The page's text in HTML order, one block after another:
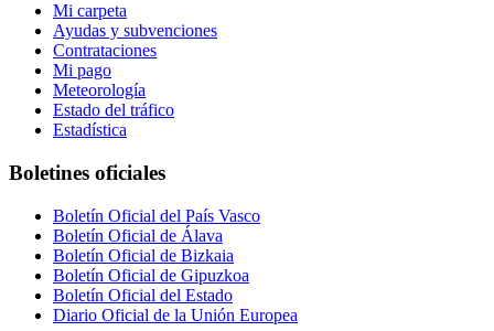
Mi carpeta
Ayudas y subvenciones
Contrataciones
Mi pago
Meteorología
Estado del tráfico
Estadística
Boletines oficiales
Boletín Oficial del País Vasco
Boletín Oficial de Álava
Boletín Oficial de Bizkaia
Boletín Oficial de Gipuzkoa
Boletín Oficial del Estado
Diario Oficial de la Unión Europea